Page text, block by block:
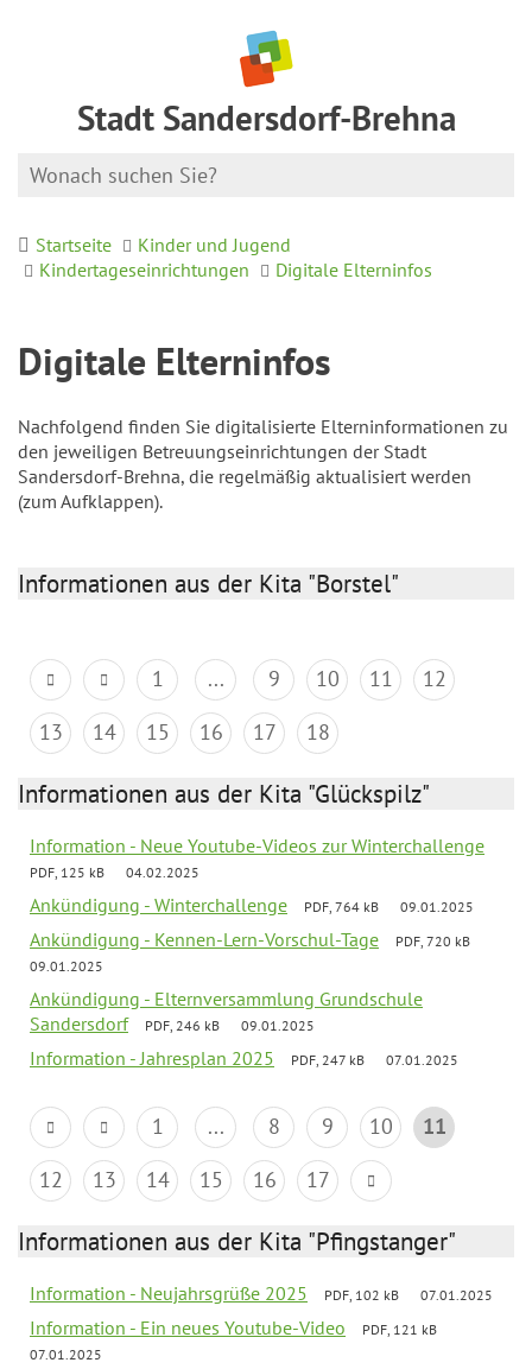
Stadt Sandersdorf-Brehna
Startseite
Kinder und Jugend
Kindertageseinrichtungen
Digitale Elterninfos
Digitale Elterninfos
Nachfolgend finden Sie digitalisierte Elterninformationen zu
den jeweiligen Betreuungseinrichtungen der Stadt
Sandersdorf-Brehna, die regelmäßig aktualisiert werden
(zum Aufklappen).
Informationen aus der Kita "Borstel"
1 ... 9 10 11
12
13
14 15 16 17 18
Informationen aus der Kita "Glückspilz"
Information - Neue Youtube-Videos zur Winterchallenge
PDF, 125 kB 04.02.2025
Ankündigung - Winterchallenge PDF, 764 kB 09.01.2025
Ankündigung - Kennen-Lern-Vorschul-Tage
PDF, 720 kB
09.01.2025
Ankündigung - Elternversammlung Grundschule
Sandersdorf
PDF, 246 kB 09.01.2025
Information - Jahresplan 2025 PDF, 247 kB 07.01.2025
1 ... 8 9 10
11
12
13 14 15 16 17
Informationen aus der Kita "Pfingstanger"
Information - Neujahrsgrüße 2025 PDF, 102 kB 07.01.2025
Information - Ein neues Youtube-Video
PDF, 121 kB
07.01.2025